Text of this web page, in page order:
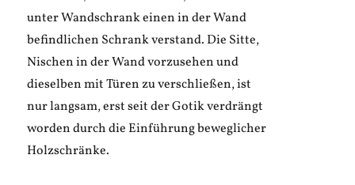
unter Wandschrank einen in der Wand
befindlichen Schrank verstand. Die Sitte,
Nischen in der Wand vorzusehen und
dieselben mit Türen zu verschließen, ist
nur langsam, erst seit der Gotik verdrängt
worden durch die Einführung beweglicher
Holzschränke.